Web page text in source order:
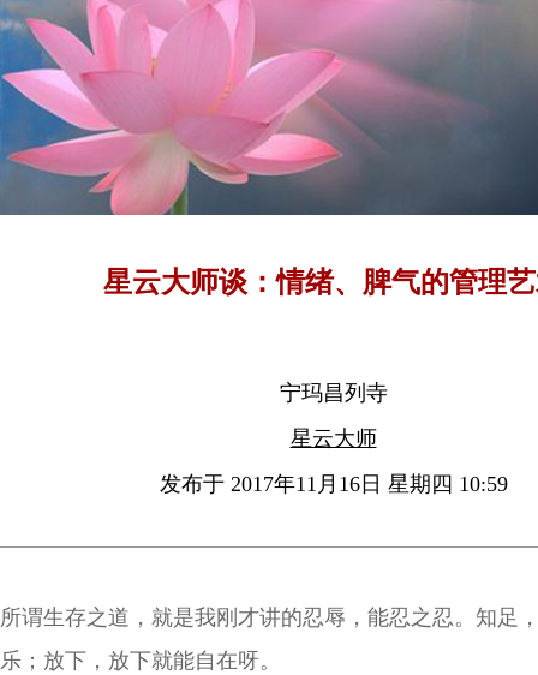
星云大师谈：情绪、脾气的管理
宁玛昌列寺
星云大师
发布于 2017年11月16日 星期四 10:59
所谓生存之道，就是我刚才讲的忍辱，能忍之忍。知足
乐；放下，放下就能自在呀。